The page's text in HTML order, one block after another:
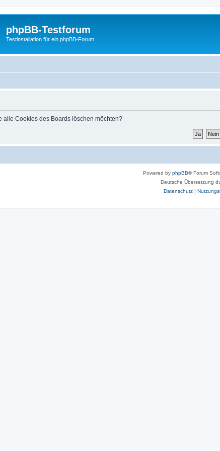
phpBB-Testforum
Testinstallation für ein phpBB-Forum
alle Cookies des Boards löschen möchten?
Powered by phpBB® Forum
Deutsche Übersetzung
Datenschutz|